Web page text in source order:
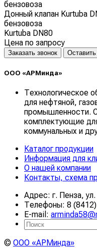
Донный клапан Kurtuba
бензовоза
Kurtuba DN80
Цена по запросу
Заказать звонок Оставить
ООО «АРМинда»
Технологическое
для нефтяной,
промышленности.
комплектующие
коммунальных и
Каталог продукции
Информация для
О нашей компании
Контакты, схема
Адрес: г. Пенза,
Телефоны: 8
E-mail:
© ООО «АРМинда»